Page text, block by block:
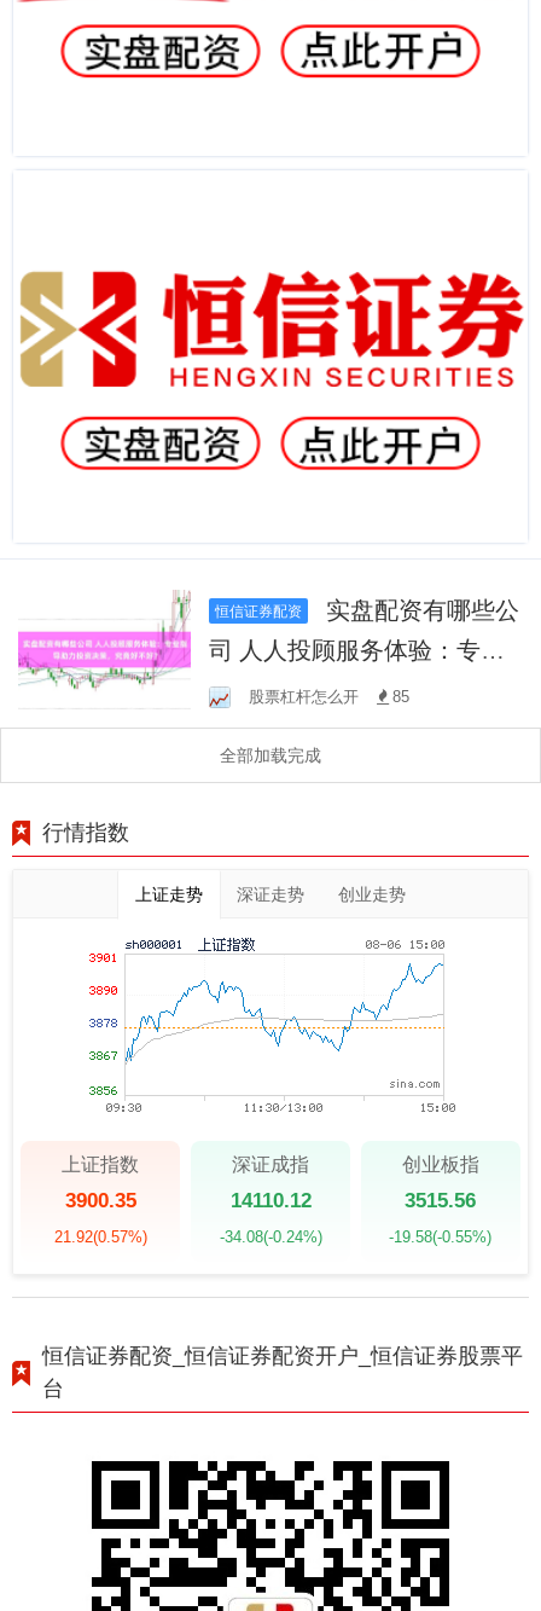
恒信证券配资
司 人人投顾服务体验：专业
指导助力投资决策，究竟好
不好？
股票杠杆怎么开 85
全部加载完成
行情指数
上证走势 深证走势 创业走势
上证指数
3900.35
21.92(0.57%)
深证成指
14110.12
-34.08(-0.24%)
创业板指
3515.56
-19.58(-0.55%)
恒信证券配资_恒信证券配资开户_恒信证券股票平
台